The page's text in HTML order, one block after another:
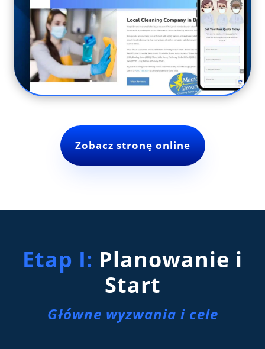
Zobacz stronę online
Etap I: Planowanie i
Start
Główne wyzwania i cele